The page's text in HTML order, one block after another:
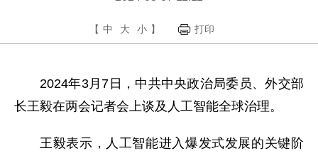
【 中 大 小 】 打印
2024年3月7日，中共中央政治局委员、外交部
长王毅在两会记者会上谈及人工智能全球治理。
王毅表示，人工智能进入爆发式发展的关键阶